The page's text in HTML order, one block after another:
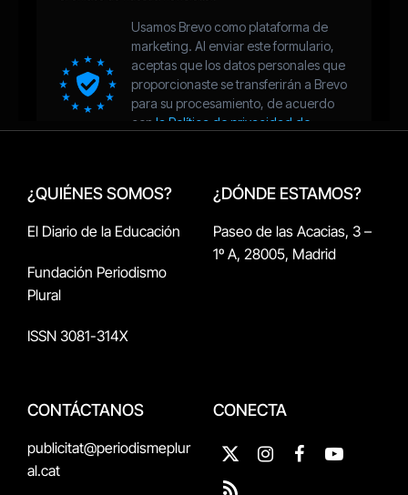
¿QUIÉNES SOMOS?
El Diario de la Educación
Fundación Periodismo
Plural
ISSN 3081-314X
¿DÓNDE ESTAMOS?
Paseo de las Acacias, 3 –
1º A, 28005, Madrid
CONTÁCTANOS
publicitat@periodismeplur
al.cat
CONECTA
X
(Twitter)
InstagramFacebookYouTube